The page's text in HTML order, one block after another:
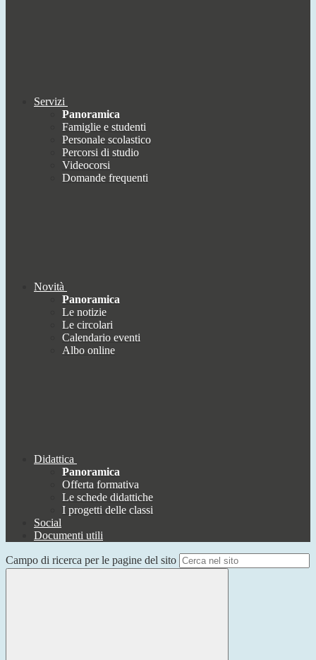
Servizi
Panoramica
Famiglie e studenti
Personale scolastico
Percorsi di studio
Videocorsi
Domande frequenti
Novità
Panoramica
Le notizie
Le circolari
Calendario eventi
Albo online
Didattica
Panoramica
Offerta formativa
Le schede didattiche
I progetti delle classi
Social
Documenti utili
Campo di ricerca per le pagine del sito